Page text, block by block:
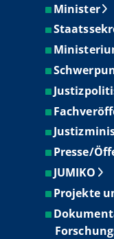
Minister
Presse/
JUMIKO
Projekte